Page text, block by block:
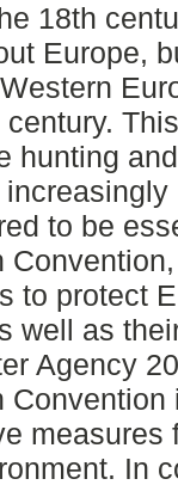
18th
Europe,
hunting
to be
to protect
well as
Agency
measures
In